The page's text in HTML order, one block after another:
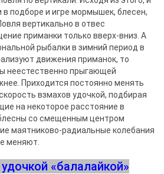
в подборе и игре мормышек, блесен,
вертикально в отвес
приманки только вверх-вниз. А
рыбалки в зимний период в
движения приманок, то
неестественно прыгающей
Приходится постоянно менять
взмахов удочкой, подбирая
на некоторое расстояние в
со смещенным центром
маятниково-радиальные колебания
меняют.
«балалайкой»